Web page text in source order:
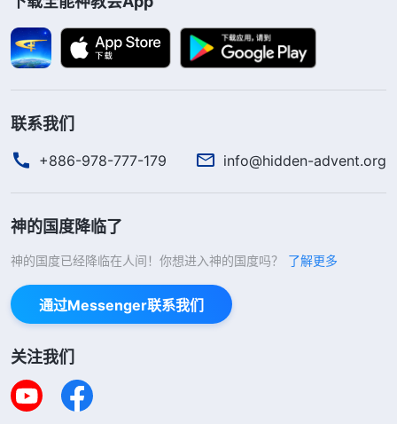
弟兄姊妹闹僵，怕得罪他们，我就不敢揭露、处理假
带领，也不交通真理让弟兄姊妹长分辨，不知不觉就
充当了假带领的保护伞，做了撒但的帮凶，我这真是
在作恶呀！想想神道成肉身发表这么多真理浇灌、供
应人，我享受着从神来的一切，但当教会出现假带领
的时候，我却为了保全自己，纵容假带领搅扰教会工
的话说：“都说贴着神的负担，维护教会的
贴上了？问一问自己，你是贴着神的负担的人吗？为
神你能实行公义吗？你能站起来为我说话吗？你能坚
信不移地实行真理吗？你敢于向一切撒但的作为争战
吗？为我的真理你能不凭情感揭露撒但吗？你能让我
的心意在你身上得到满足吗？关键时刻你心摆上了
吗？你是遵行我旨意的人吗？多多问问自己，多多揣
联系我们
+886-978-777-179 info@hidden-advent.org
神的国度降临了
神的国度已经降临在人间！你想进入神的国度吗？ 了解更多
通过Messenger联系我们
关注我们